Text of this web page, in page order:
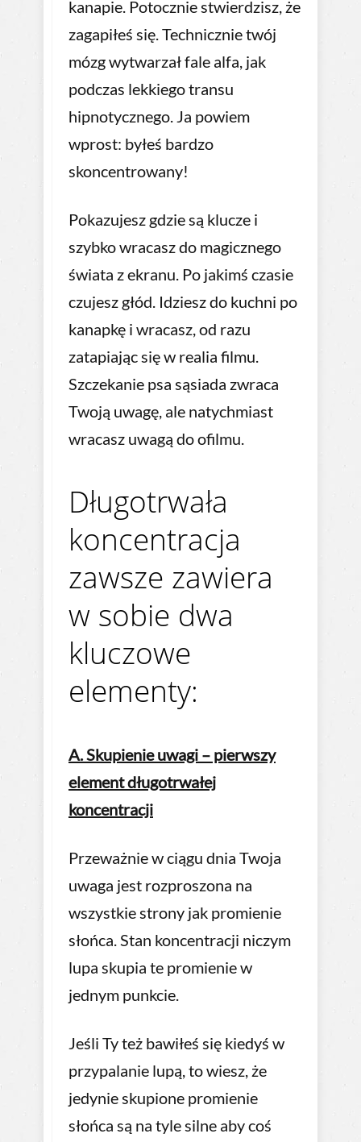
kanapie. Potocznie stwierdzisz, że
zagapiłeś się. Technicznie twój
mózg wytwarzał fale alfa, jak
podczas lekkiego transu
hipnotycznego. Ja powiem
wprost: byłeś bardzo
skoncentrowany!
Pokazujesz gdzie są klucze i
szybko wracasz do magicznego
świata z ekranu. Po jakimś czasie
czujesz głód. Idziesz do kuchni po
kanapkę i wracasz, od razu
zatapiając się w realia filmu.
Szczekanie psa sąsiada zwraca
Twoją uwagę, ale natychmiast
wracasz uwagą do ofilmu.
Długotrwała
koncentracja
zawsze zawiera
w sobie dwa
kluczowe
elementy:
A. Skupienie uwagi – pierwszy
element długotrwałej
koncentracji
Przeważnie w ciągu dnia Twoja
uwaga jest rozproszona na
wszystkie strony jak promienie
słońca. Stan koncentracji niczym
lupa skupia te promienie w
jednym punkcie.
Jeśli Ty też bawiłeś się kiedyś w
przypalanie lupą, to wiesz, że
jedynie skupione promienie
słońca są na tyle silne aby coś